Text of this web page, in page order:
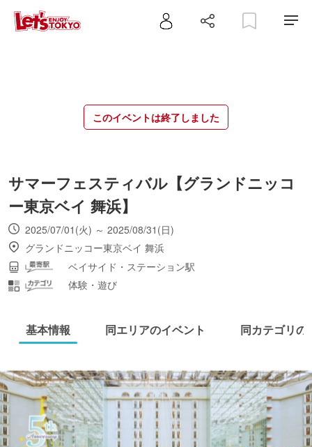
このイベントは終了しました
サマーフェスティバル【グランドニッコ
ー東京ベイ 舞浜】
2025/07/01(火) ～ 2025/08/31(日)
グランドニッコー東京ベイ 舞浜
ベイサイド・ステーション駅
体験・遊び
基本情報 同エリアのイベント 同カテゴリの